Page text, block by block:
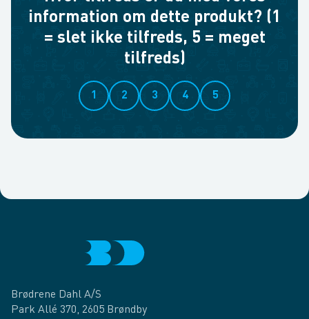
information om dette produkt? (1
= slet ikke tilfreds, 5 = meget
tilfreds)
1 2 3 4 5
Brødrene Dahl A/S
Park Allé 370, 2605 Brøndby